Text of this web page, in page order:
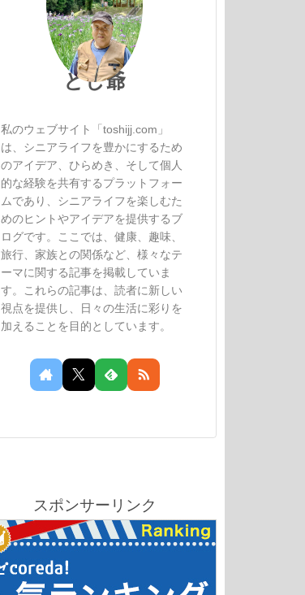
とし爺
私のウェブサイト「toshijj.com」
は、シニアライフを豊かにするため
のアイデア、ひらめき、そして個人
的な経験を共有するプラットフォー
ムであり、シニアライフを楽しむた
めのヒントやアイデアを提供するブ
ログです。ここでは、健康、趣味、
旅行、家族との関係など、様々なテ
ーマに関する記事を掲載していま
す。これらの記事は、読者に新しい
視点を提供し、日々の生活に彩りを
加えることを目的としています。
スポンサーリンク